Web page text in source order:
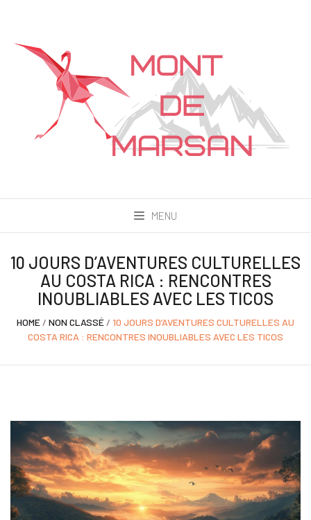
MENU
10 JOURS D’AVENTURES CULTURELLES
AU COSTA RICA : RENCONTRES
INOUBLIABLES AVEC LES TICOS
HOME / NON CLASSÉ / 10 JOURS D’AVENTURES CULTURELLES AU
COSTA RICA : RENCONTRES INOUBLIABLES AVEC LES TICOS